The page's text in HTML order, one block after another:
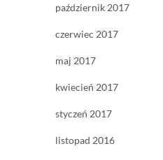
październik 2017
czerwiec 2017
maj 2017
kwiecień 2017
styczeń 2017
listopad 2016